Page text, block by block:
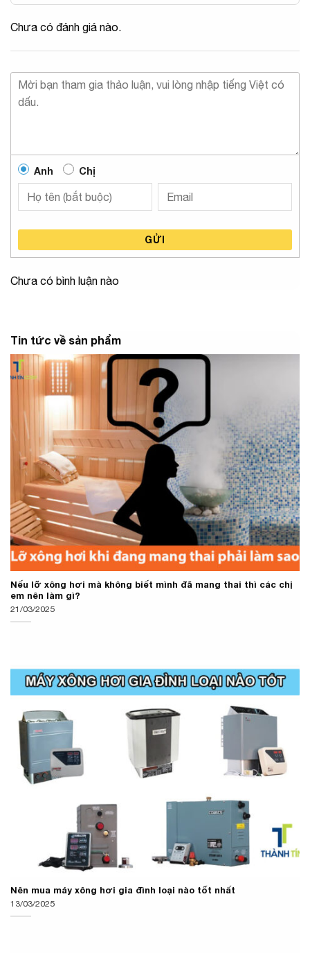
Tin tức về sản phẩm
Nếu lỡ xông hơi mà không biết mình đã mang thai thì các chị
em nên làm gì?
21/03/2025
Nên mua máy xông hơi gia đình loại nào tốt nhất
13/03/2025
Chưa có đánh giá nào.
Anh Chị
GỬI
Chưa có bình luận nào